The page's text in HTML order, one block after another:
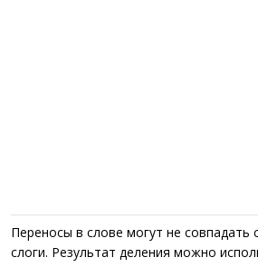
Переносы в слове могут не совпадать
слоги. Результат деления можно